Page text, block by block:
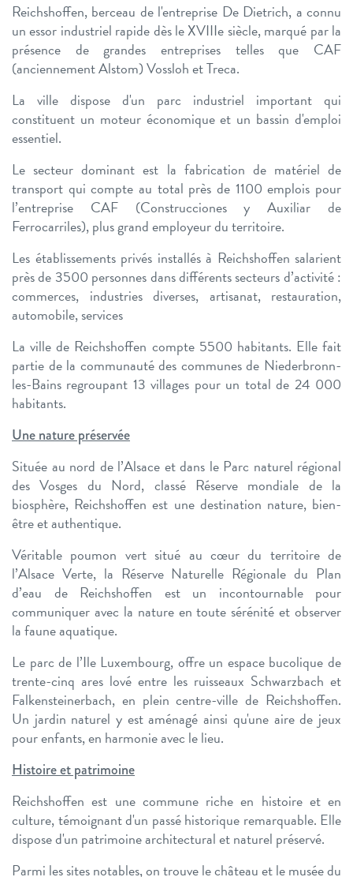
Reichshoffen, berceau de l'entreprise De Dietrich, a connu
un essor industriel rapide dès le XVIIIe siècle, marqué par la
présence de grandes entreprises telles que CAF
(anciennement Alstom) Vossloh et Treca.
La ville dispose d'un parc industriel important qui
constituent un moteur économique et un bassin d'emploi
essentiel.
Le secteur dominant est la fabrication de matériel de
transport qui compte au total près de 1100 emplois pour
l’entreprise CAF (Construcciones y Auxiliar de
Ferrocarriles), plus grand employeur du territoire.
Les établissements privés installés à Reichshoffen salarient
près de 3500 personnes dans différents secteurs d’activité :
commerces, industries diverses, artisanat, restauration,
automobile, services
La ville de Reichshoffen compte 5500 habitants. Elle fait
partie de la communauté des communes de Niederbronn-
les-Bains regroupant 13 villages pour un total de 24 000
habitants.
Une nature préservée
Située au nord de l’Alsace et dans le Parc naturel régional
des Vosges du Nord, classé Réserve mondiale de la
biosphère, Reichshoffen est une destination nature, bien-
être et authentique.
Véritable poumon vert situé au cœur du territoire de
l’Alsace Verte, la Réserve Naturelle Régionale du Plan
d’eau de Reichshoffen est un incontournable pour
communiquer avec la nature en toute sérénité et observer
la faune aquatique.
Le parc de l’Ile Luxembourg, offre un espace bucolique de
trente-cinq ares lové entre les ruisseaux Schwarzbach et
Falkensteinerbach, en plein centre-ville de Reichshoffen.
Un jardin naturel y est aménagé ainsi qu'une aire de jeux
pour enfants, en harmonie avec le lieu.
Histoire et patrimoine
Reichshoffen est une commune riche en histoire et en
culture, témoignant d'un passé historique remarquable. Elle
dispose d'un patrimoine architectural et naturel préservé.
Parmi les sites notables, on trouve le château et le musée du